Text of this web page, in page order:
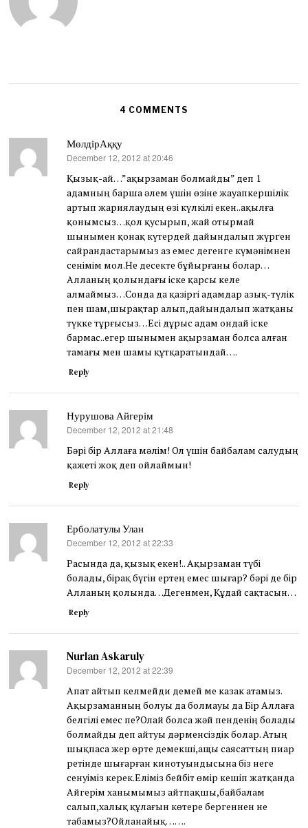
4 COMMENTS
МөлдірАққу
says:
December 12, 2012 at 20:46
Қызық-ай…”ақырзаман болмайды” деп 1
адамның барша әлем үшін өзіне жауапкершілік
артып жариялаудың өзі күлкілі екен..ақылға
қонымсыз…қол қусырып, жай отырмай
шынымен қонақ күтердей дайындалып жүрген
сайрандастарымыз аз емес дегенге күмәнімнен
сенімім мол.Не десекте бұйырғаны болар…
Алланың қолындағы іске қарсы келе
алмаймыз…Сонда да қазіргі адамдар азық-түлік
пен шам,шырақтар алып,дайындалып жатқаны
түкке тұрғысыз…Есі дұрыс адам ондай іске
бармас..егер шынымен ақырзаман болса алған
тамағы мен шамы құтқаратындай….
Reply
Нурушова Айгерім
says:
December 12, 2012 at 21:48
Бәрі бір Аллаға мәлім! Ол үшін байбалам салудың
қажеті жоқ деп ойлаймын!
Reply
Ерболатулы Улан
says:
December 12, 2012 at 22:33
Расында да, қызық екен!.. Ақырзаман түбі
болады, бірақ бүгін ертең емес шығар? бәрі де бір
Алланың қолында…Дегенмен, Құдай сақтасын…
Reply
Nurlan Askaruly
says:
December 12, 2012 at 22:39
Апат айтып келмейди демей ме казак атамыз.
Ақырзаманның болуы да болмауы да Бір Аллаға
белгілі емес пе?Олай болса жәй пенденің болады
болмайды деп айтуы дәрменсіздік болар. Атың
шықпаса жер өрте демекші,ащы саясаттың пиар
ретінде шығарған кинотуындысына біз неге
сенуіміз керек.Еліміз бейбіт өмір кешіп жатқанда
Айгерім ханымымыз айтпақшы,байбалам
салып,халық құлағын көтере бергеннен не
табамыз?Ойланайық…….